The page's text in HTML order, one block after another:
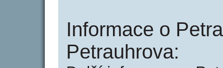
Informace o
Petrauhrova: